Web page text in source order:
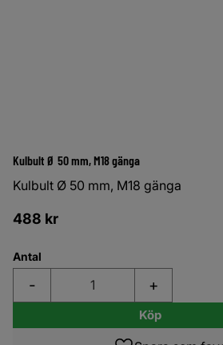
Kulbult Ø 50 mm, M18 gänga
Kulbult Ø 50 mm, M18 gänga
488 kr
Antal
+
-
Köp